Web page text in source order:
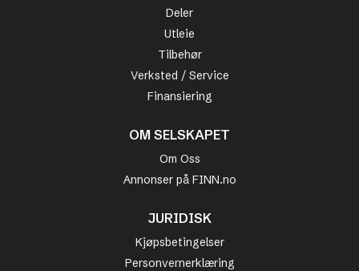
Deler
Utleie
Tilbehør
Verksted / Service
Finansiering
OM SELSKAPET
Om Oss
Annonser på FINN.no
JURIDISK
Kjøpsbetingelser
Personvernerklæring